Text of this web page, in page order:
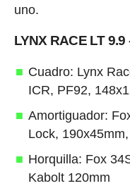
uno.
LYNX RACE LT 9.9
Cuadro: Lynx
ICR, PF92,
Amortiguador:
Lock,
Horquilla: Fox
Kabolt 120mm